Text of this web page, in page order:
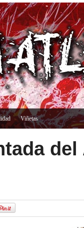
Viñetas
del